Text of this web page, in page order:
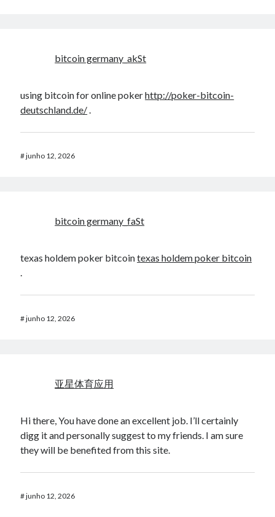
bitcoin germany_akSt
using bitcoin for online pokerhttp://poker-bitcoin-
deutschland.de/.
#junho 12, 2026
bitcoin germany_faSt
texas holdem poker bitcointexas holdem poker bitcoin
.
#junho 12, 2026
亚星体育应用
Hi there, You have done an excellent job. I’ll certainly
digg it and personally suggest to my friends. I am sure
they will be benefited from this site.
#junho 12, 2026